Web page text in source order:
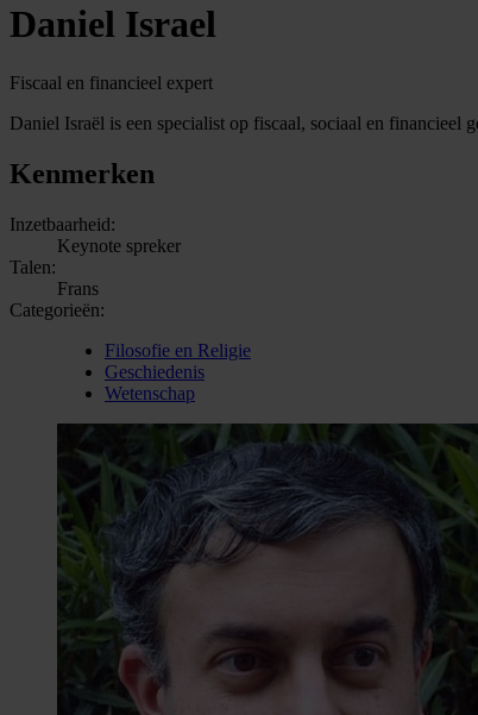
Daniel Israel
Fiscaal en financieel expert
Daniel Israël is een specialist op fiscaal, sociaal en financieel
Kenmerken
Inzetbaarheid:
Keynote spreker
Talen:
Frans
Categorieën:
Filosofie en Religie
Geschiedenis
Wetenschap